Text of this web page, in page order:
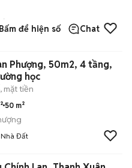
đã
Bấm để hiện số Chat
Phượng, 50m2, 4 tầng,
học
mặt tiền
50 m²
Đất